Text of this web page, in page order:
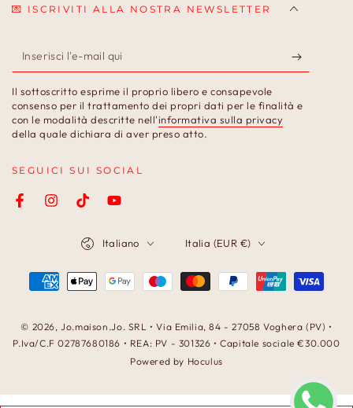
💌 ISCRIVITI ALLA NOSTRA NEWSLETTER
Inserisci
l'e-
mail
qui
Il sottoscritto esprime il proprio libero e consapevole
consenso per il trattamento dei propri dati per le finalità e
con le modalità descritte nell'informativa sulla privacy
della quale dichiara di aver preso atto.
SEGUICI SUI SOCIAL
FacebookInstagramTikTokYouTube
© 2026,Jo.maison.Jo. SRL • Via Emilia, 84 - 27058 Voghera (PV) •
P.Iva/C.F 02787680186 • REA: PV - 301326 • Capitale sociale €30.000
Powered by Hoculus
Italiano
geografica
Italia (EUR €)
Modalità
pagamento